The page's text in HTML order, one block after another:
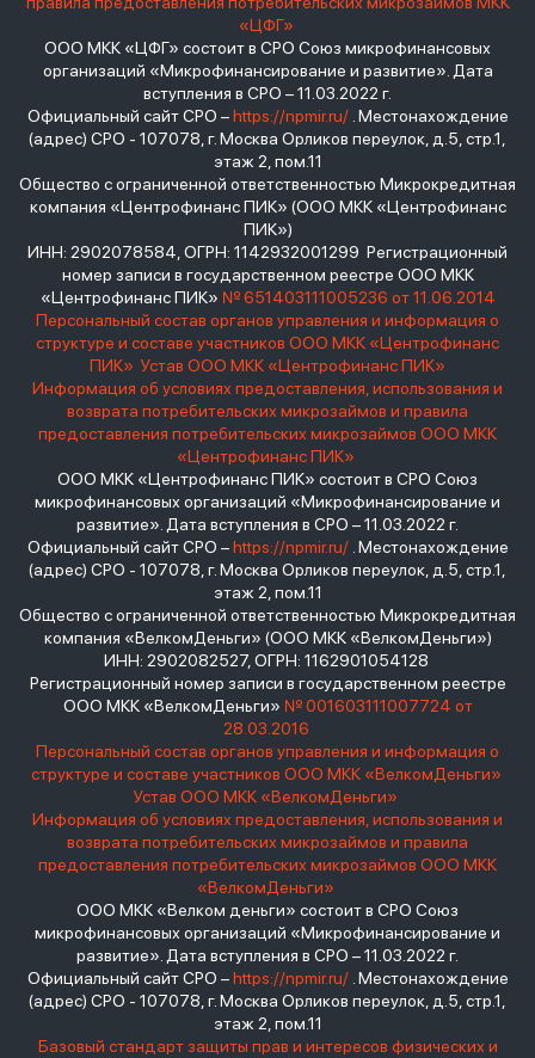
«ЦФГ»
ООО МКК «ЦФГ» состоит в СРО Союз микрофинансовых
организаций «Микрофинансирование и развитие». Дата
вступления в СРО – 11.03.2022 г.
Официальный сайт СРО –https://npmir.ru/. Местонахождение
(адрес) СРО - 107078, г. Москва Орликов переулок, д.5, стр.1,
этаж 2, пом.11
Общество с ограниченной ответственностью Микрокредитная
компания «Центрофинанс ПИК» (ООО МКК «Центрофинанс
ПИК»)
ИНН: 2902078584, ОГРН: 1142932001299 Регистрационный
номер записи в государственном реестре ООО МКК
«Центрофинанс ПИК» № 651403111005236 от 11.06.2014
Персональный состав органов управления и информация о
структуре и составе участников ООО МКК «Центрофинанс
ПИК» Устав ООО МКК «Центрофинанс ПИК»
Информация об условиях предоставления, использования и
возврата потребительских микрозаймов и правила
предоставления потребительских микрозаймов ООО МКК
«Центрофинанс ПИК»
ООО МКК «Центрофинанс ПИК» состоит в СРО Союз
микрофинансовых организаций «Микрофинансирование и
развитие». Дата вступления в СРО – 11.03.2022 г.
Официальный сайт СРО –https://npmir.ru/. Местонахождение
(адрес) СРО - 107078, г. Москва Орликов переулок, д.5, стр.1,
этаж 2, пом.11
Общество с ограниченной ответственностью Микрокредитная
компания «ВелкомДеньги» (ООО МКК «ВелкомДеньги»)
ИНН: 2902082527, ОГРН: 1162901054128
Регистрационный номер записи в государственном реестре
ООО МКК «ВелкомДеньги» № 001603111007724 от
28.03.2016
Персональный состав органов управления и информация о
структуре и составе участников ООО МКК «ВелкомДеньги»
Устав ООО МКК «ВелкомДеньги»
Информация об условиях предоставления, использования и
возврата потребительских микрозаймов и правила
предоставления потребительских микрозаймов ООО МКК
«ВелкомДеньги»
ООО МКК «Велком деньги» состоит в СРО Союз
микрофинансовых организаций «Микрофинансирование и
развитие». Дата вступления в СРО – 11.03.2022 г.
Официальный сайт СРО –https://npmir.ru/. Местонахождение
(адрес) СРО - 107078, г. Москва Орликов переулок, д.5, стр.1,
этаж 2, пом.11
Базовый стандарт защиты прав и интересов физических и